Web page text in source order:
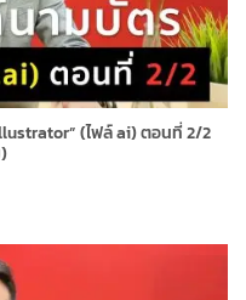
(ไฟล์ ai) ตอนที่ 2/2